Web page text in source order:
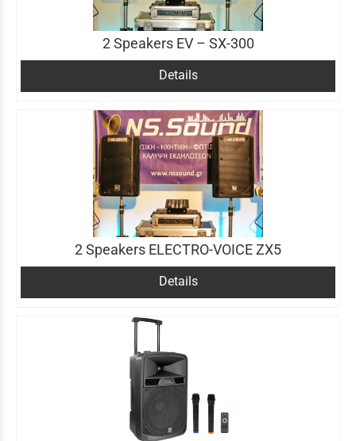
2 Speakers EV – SX-300
Details
2 Speakers ELECTRO-VOICE ZX5
Details